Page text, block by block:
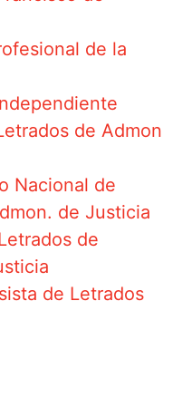
de la
de Admon
Nacional de
de Justicia
de
de Letrados